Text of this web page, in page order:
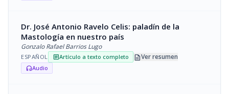
Dr. José Antonio Ravelo Celis: paladín de la
Mastología en nuestro país
Gonzalo Rafael Barrios Lugo
ESPAÑOL articleArtículo a texto completo descriptionVer resumen
headphonesAudio